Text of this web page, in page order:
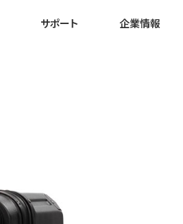
サポート 企業情報